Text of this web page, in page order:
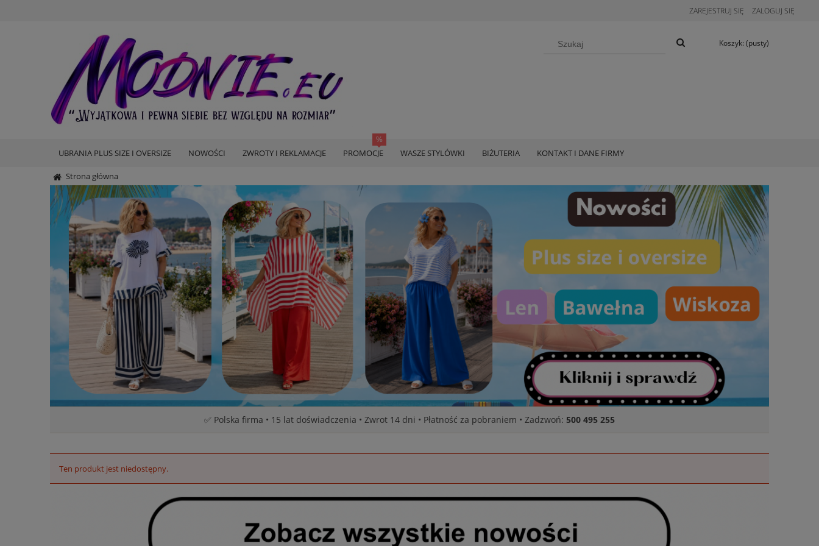
ZAREJESTRUJ SIĘ ZALOGUJ SIĘ
Koszyk: (pusty)
UBRANIA PLUS SIZE I OVERSIZE NOWOŚCI ZWROTY I REKLAMACJE PROMOCJE WASZE STYLÓWKI BIŻUTERIA KONTAKT I DANE FIRMY
Strona główna
✅ Polska firma • 15 lat doświadczenia • Zwrot 14 dni • Płatność za pobraniem • Zadzwoń: 500 495 255
Ten produkt jest niedostępny.